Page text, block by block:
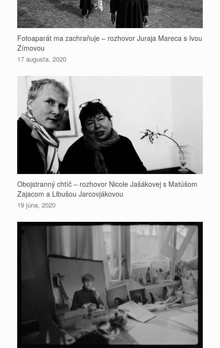
Fotoaparát ma zachraňuje – rozhovor Juraja Mareca s Ivou
Zímovou
17 augusta, 2020
Obojstranný chtíč – rozhovor Nicole Jašákovej s Matúšom
Zajacom a Libušou Jarcovjákovou
19 júna, 2020